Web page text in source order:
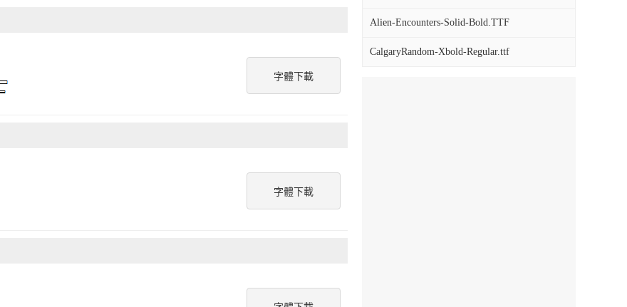
Alien-Encounters-Solid-Bold.TTF
CalgaryRandom-Xbold-Regular.ttf
字體下載
字體下載